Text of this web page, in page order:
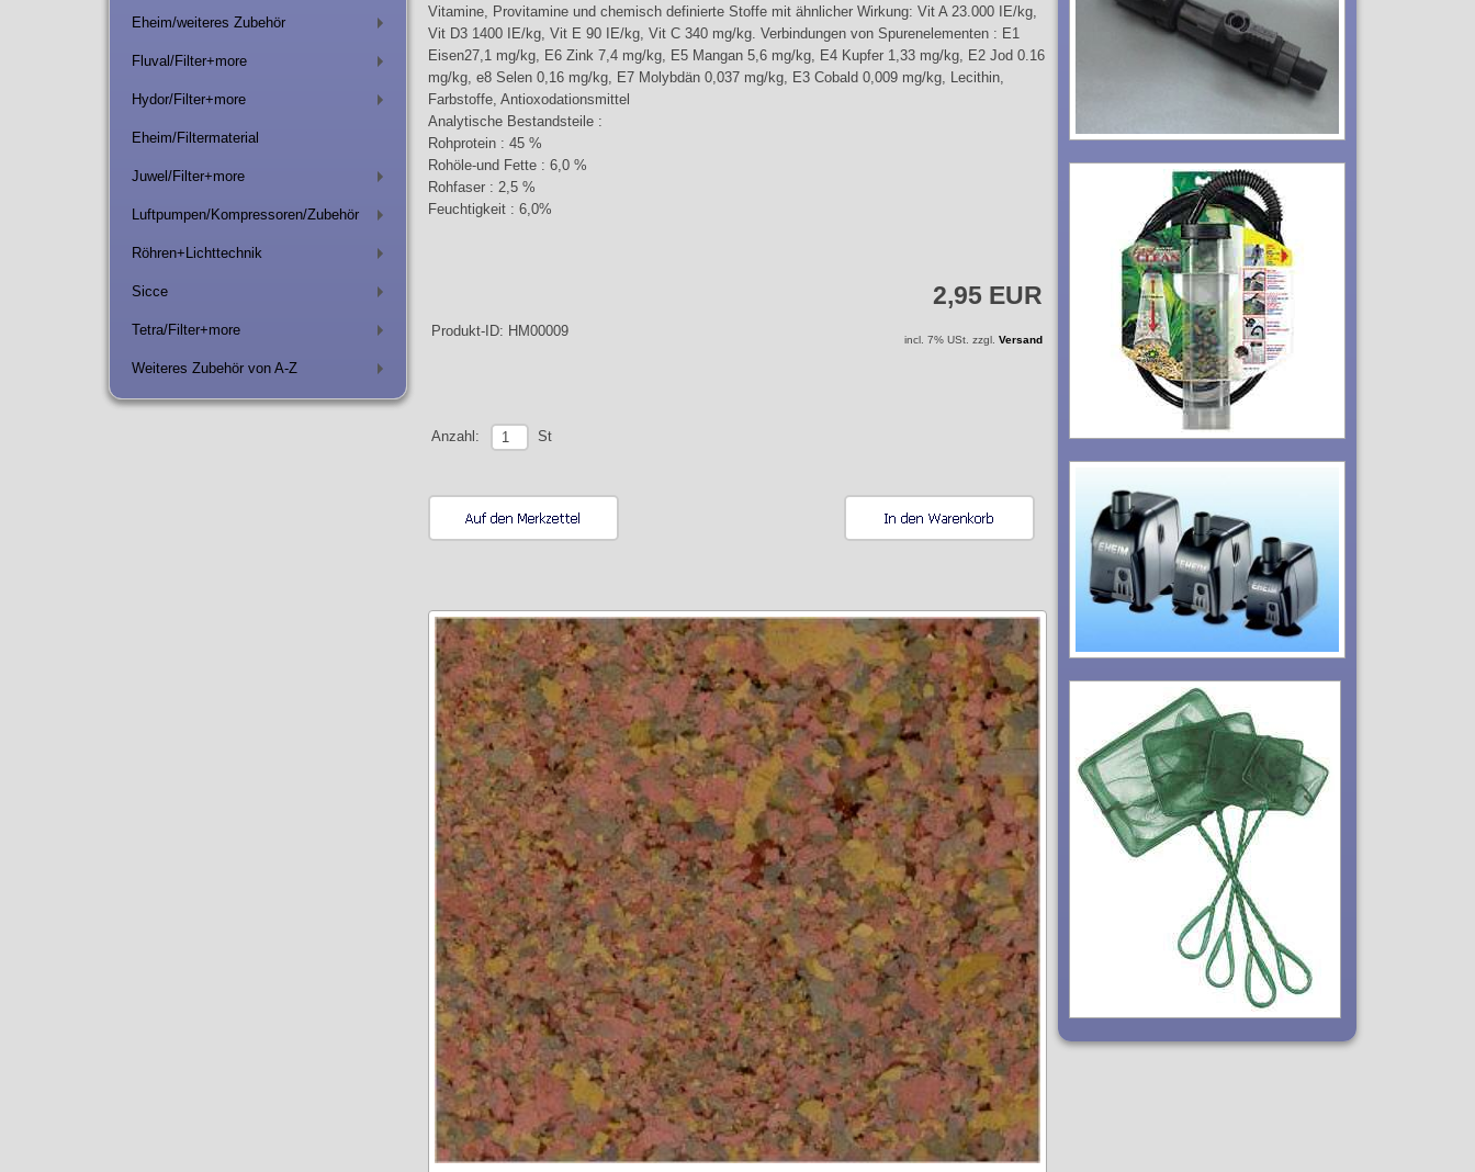
Eheim/weiteres Zubehör
Fluval/Filter+more
Hydor/Filter+more
Eheim/Filtermaterial
Juwel/Filter+more
Luftpumpen/Kompressoren/Zubehör
Röhren+Lichttechnik
Sicce
Tetra/Filter+more
Weiteres Zubehör von A-Z
Vitamine, Provitamine und chemisch definierte Stoffe mit ähnlicher Wirkung: Vit A 23.000 IE/kg,
Vit D3 1400 IE/kg, Vit E 90 IE/kg, Vit C 340 mg/kg. Verbindungen von Spurenelementen : E1
Eisen27,1 mg/kg, E6 Zink 7,4 mg/kg, E5 Mangan 5,6 mg/kg, E4 Kupfer 1,33 mg/kg, E2 Jod 0.16
mg/kg, e8 Selen 0,16 mg/kg, E7 Molybdän 0,037 mg/kg, E3 Cobald 0,009 mg/kg, Lecithin,
Farbstoffe, Antioxodationsmittel
Analytische Bestandsteile :
Rohprotein : 45 %
Rohöle-und Fette : 6,0 %
Rohfaser : 2,5 %
Feuchtigkeit : 6,0%
2,95 EUR
Produkt-ID: HM00009
incl. 7% USt. zzgl.Versand
Anzahl: St